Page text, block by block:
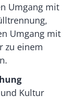
Umgang mit
Umgang mit
zu einem
Kultur